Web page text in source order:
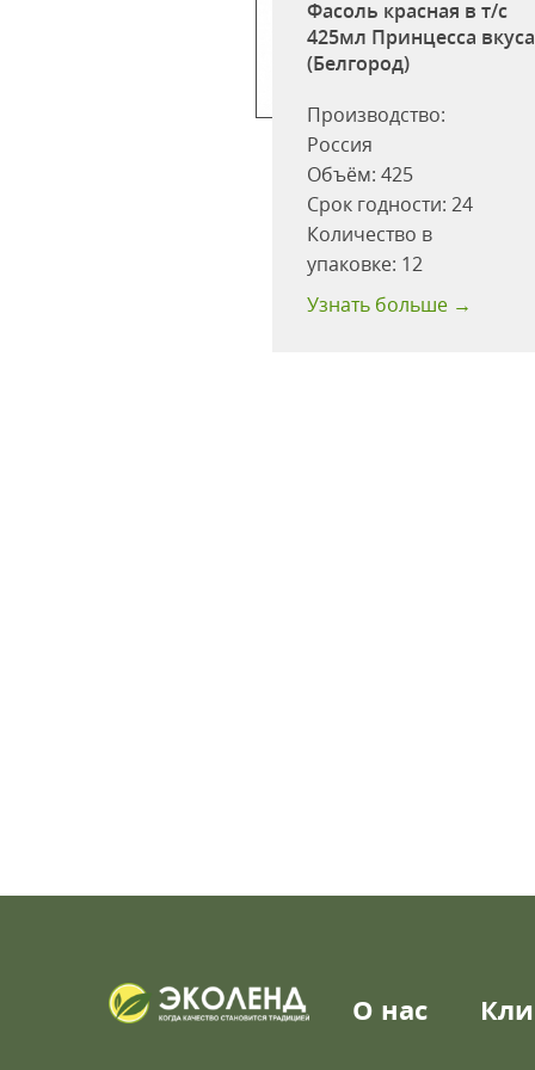
Фасоль красная в т/с
425мл Принцесса вкуса
(Белгород)
Производство:
Россия
Объём:425
Срок годности:24
Количество в
упаковке: 12
Узнать больше →
О нас